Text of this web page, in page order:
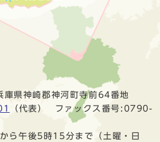
県神崎郡神河町寺前64番地
（代表） ファックス番号:0790-
ら午後5時15分まで（土曜・日